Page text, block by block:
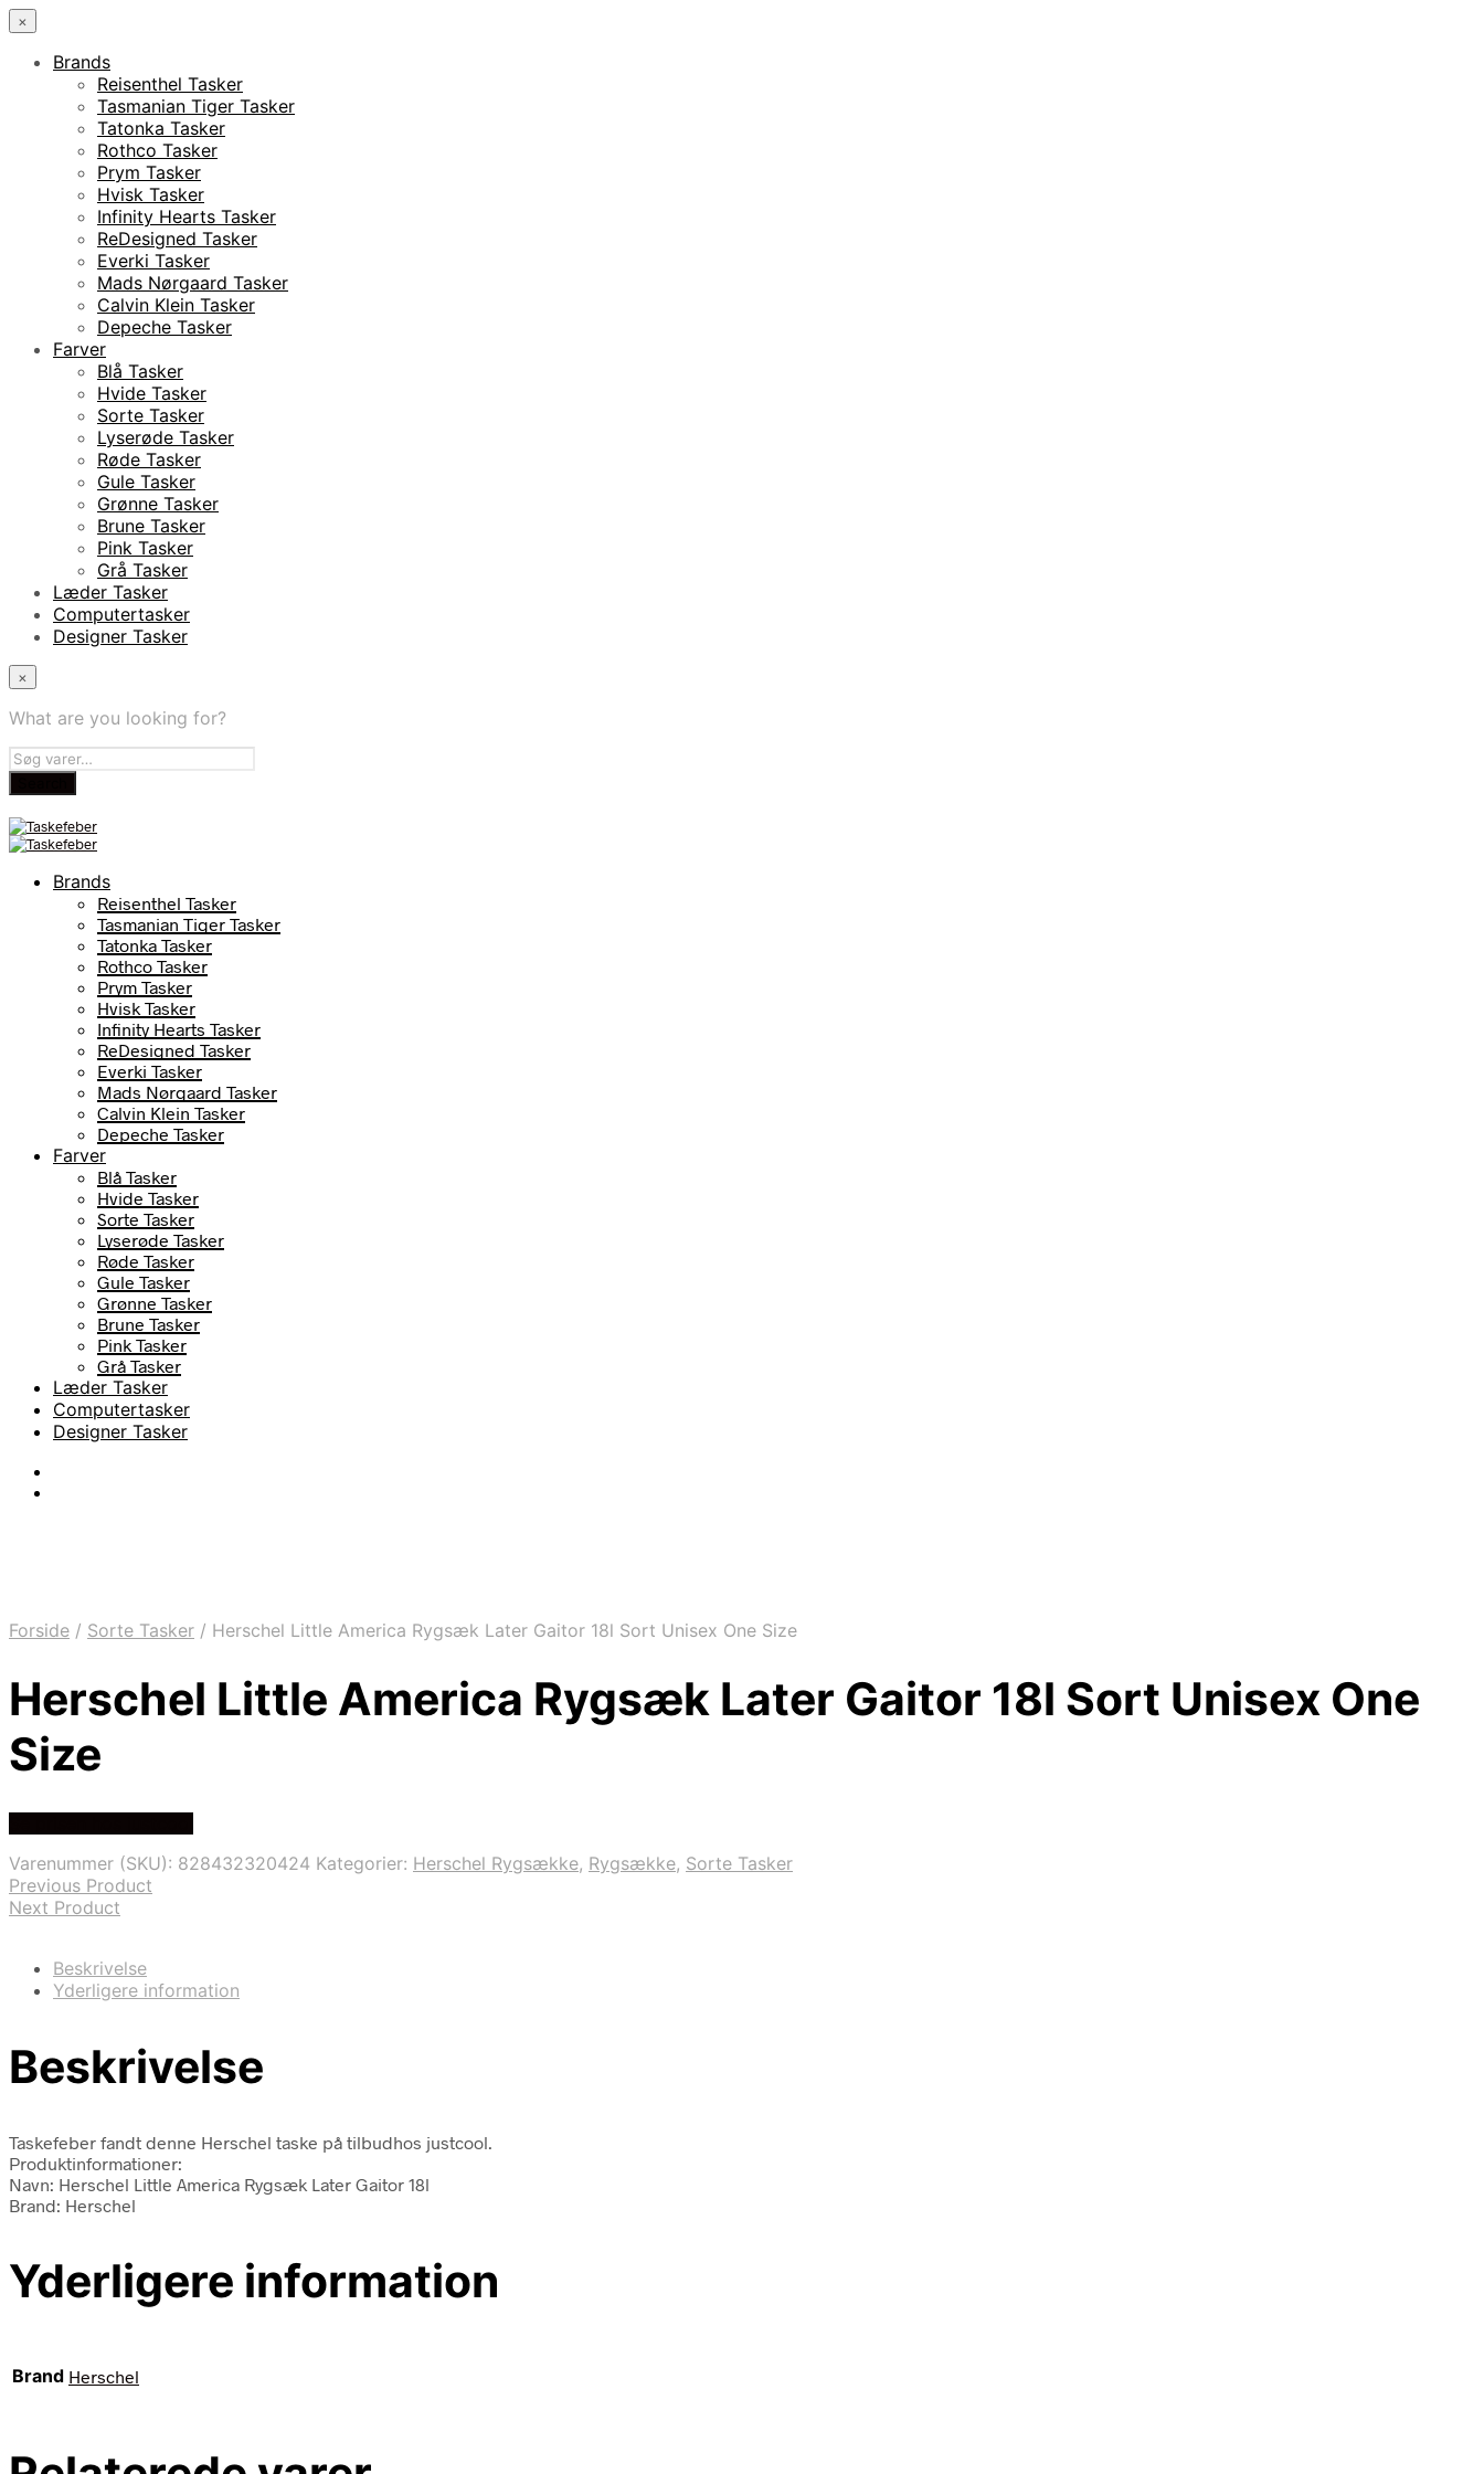
×
Brands
Reisenthel Tasker
Tasmanian Tiger Tasker
Tatonka Tasker
Rothco Tasker
Prym Tasker
Hvisk Tasker
Infinity Hearts Tasker
ReDesigned Tasker
Everki Tasker
Mads Nørgaard Tasker
Calvin Klein Tasker
Depeche Tasker
Farver
Blå Tasker
Hvide Tasker
Sorte Tasker
Lyserøde Tasker
Røde Tasker
Gule Tasker
Grønne Tasker
Brune Tasker
Pink Tasker
Grå Tasker
Læder Tasker
Computertasker
Designer Tasker
×
What are you looking for?
Brands
Reisenthel Tasker
Tasmanian Tiger Tasker
Tatonka Tasker
Rothco Tasker
Prym Tasker
Hvisk Tasker
Infinity Hearts Tasker
ReDesigned Tasker
Everki Tasker
Mads Nørgaard Tasker
Calvin Klein Tasker
Depeche Tasker
Farver
Blå Tasker
Hvide Tasker
Sorte Tasker
Lyserøde Tasker
Røde Tasker
Gule Tasker
Grønne Tasker
Brune Tasker
Pink Tasker
Grå Tasker
Læder Tasker
Computertasker
Designer Tasker
Forside / Sorte Tasker / Herschel Little America Rygsæk Later Gaitor 18l Sort Unisex One Size
Herschel Little America Rygsæk Later Gaitor 18l Sort Unisex One
Size
Varenummer (SKU): 828432320424 Kategorier: Herschel Rygsække, Rygsække, Sorte Tasker
Previous Product
Next Product
Beskrivelse
Yderligere information
Beskrivelse
Taskefeber fandt denne Herschel taske på tilbudhos justcool.
Produktinformationer:
Navn: Herschel Little America Rygsæk Later Gaitor 18l
Brand: Herschel
Yderligere information
Brand Herschel